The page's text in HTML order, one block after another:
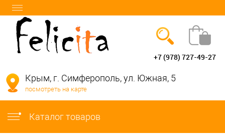
info@felicita-crimea.ru
+7 (978) 727-49-27
Крым, г. Симферополь, ул. Южная, 5
посмотреть на карте
Каталог товаров